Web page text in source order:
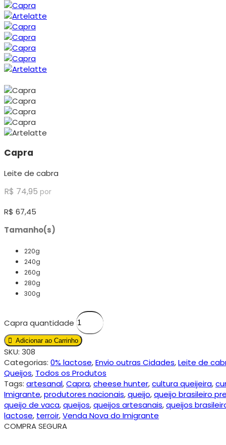
Capra
Leite de cabra
R$ 74,95 por
R$ 67,45
Tamanho(s)
220g
240g
260g
280g
300g
Capra quantidade
Adicionar ao Carrinho
SKU: 308
Categorias: 0% lactose,Envio outras Cidades,Leite de
Queijos, Todos os Produtos
Tags: artesanal,Capra,cheese hunter,cultura queijeira,
Imigrante,produtores nacionais,queijo,queijo brasileiro
queijo de vaca,queijos,queijos artesanais,queijos
lactose, terroir,Venda Nova do Imigrante
COMPRA SEGURA